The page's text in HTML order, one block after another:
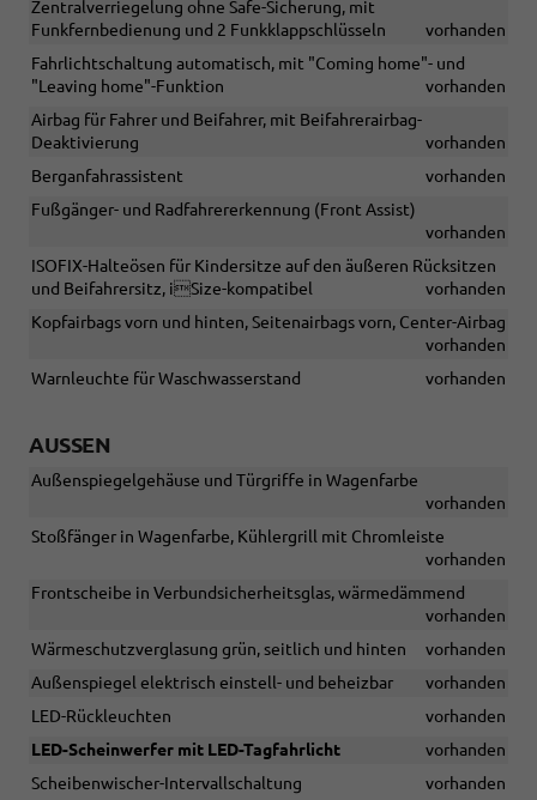
Zentralverriegelung ohne Safe-Sicherung, mit
Funkfernbedienung und 2 Funkklappschlüsseln
vorhanden
Fahrlichtschaltung automatisch, mit "Coming home"- und
"Leaving home"-Funktion
vorhanden
Airbag für Fahrer und Beifahrer, mit Beifahrerairbag-
Deaktivierung
vorhanden
Berganfahrassistent
vorhanden
Fußgänger- und Radfahrererkennung (Front Assist)
vorhanden
ISOFIX-Halteösen für Kindersitze auf den äußeren Rücksitzen
und Beifahrersitz, iSize-kompatibel
vorhanden
Kopfairbags vorn und hinten, Seitenairbags vorn, Center-Airbag
vorhanden
Warnleuchte für Waschwasserstand
vorhanden
AUSSEN
Außenspiegelgehäuse und Türgriffe in Wagenfarbe
vorhanden
Stoßfänger in Wagenfarbe, Kühlergrill mit Chromleiste
vorhanden
Frontscheibe in Verbundsicherheitsglas, wärmedämmend
vorhanden
Wärmeschutzverglasung grün, seitlich und hinten
vorhanden
Außenspiegel elektrisch einstell- und beheizbar
vorhanden
LED-Rückleuchten
vorhanden
LED-Scheinwerfer mit LED-Tagfahrlicht
vorhanden
Scheibenwischer-Intervallschaltung
vorhanden